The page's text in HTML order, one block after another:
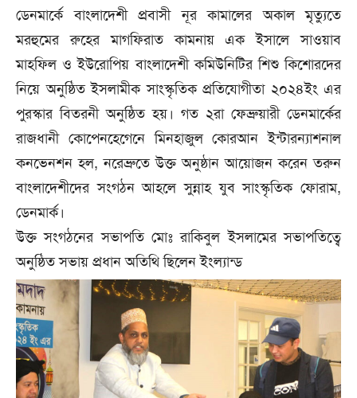
ডেনমার্কে বাংলা‌দেশী প্রবাসী নূর কামা‌লের অকাল মৃত‌্যু‌তে
মরহু‌মের রু‌হের মাগ‌ফিরাত কামনায় এক ইসা‌লে সাওয়াব
মাহ‌ফিল ও ইউ‌রো‌পিয় বাংল‌া‌দেশী ক‌মিউ‌নি‌টির শিশু কি‌শোর‌দের
নি‌য়ে অনু‌ষ্ঠিত ইসলামীক সাংস্কৃ‌তিক প্রতি‌যোগীতা ২০২৪ইং এর
পুরস্কার বিতরনী অনু‌ষ্ঠিত হয়। গত ২রা ফেব্রুয়ারী ডেনমা‌র্কের
রাজধানী ক‌ো‌পেন‌হে‌গে‌নে মিনহাজুল ক‌োরআন ইন্টারন‌্যাশনাল
কন‌ভেনশন হল, ন‌রেব্রু‌তে উক্ত অনুষ্ঠান আ‌য়োজন ক‌রেন তরুন
বাংলা‌দেশী‌দের সংগঠন আহ‌লে সুন্নাহ যুব সাংস্কৃ‌তিক ফোরাম,
ডেনমার্ক।
উক্ত সংগঠ‌নের সভাপ‌তি মোঃ রা‌কিবুল ইসলা‌মের সভাপ‌তি‌ত্বে
অনু‌ষ্ঠিত সভায় প্রধান অ‌তি‌থি ছি‌লেন ইংল‌্যান্ড